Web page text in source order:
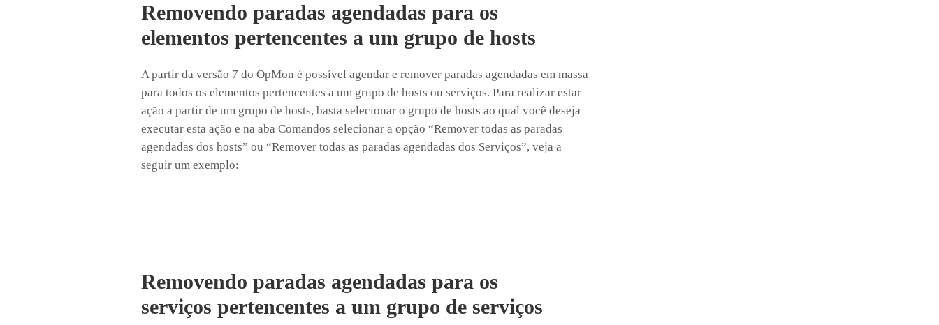
Removendo paradas agendadas para os
elementos pertencentes a um grupo de hosts
A partir da versão 7 do OpMon é possível agendar e remover paradas agendadas em massa
para todos os elementos pertencentes a um grupo de hosts ou serviços. Para realizar estar
ação a partir de um grupo de hosts, basta selecionar o grupo de hosts ao qual você deseja
executar esta ação e na aba Comandos selecionar a opção “Remover todas as paradas
agendadas dos hosts” ou “Remover todas as paradas agendadas dos Serviços”, veja a
seguir um exemplo:
Removendo paradas agendadas para os
serviços pertencentes a um grupo de serviços